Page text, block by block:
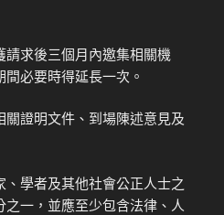
求後三個月內邀集相關機
必要時得延長一次。
證明文件、到場陳述意見及
學者及其他社會公正人士之
一，並應至少包含法律、人